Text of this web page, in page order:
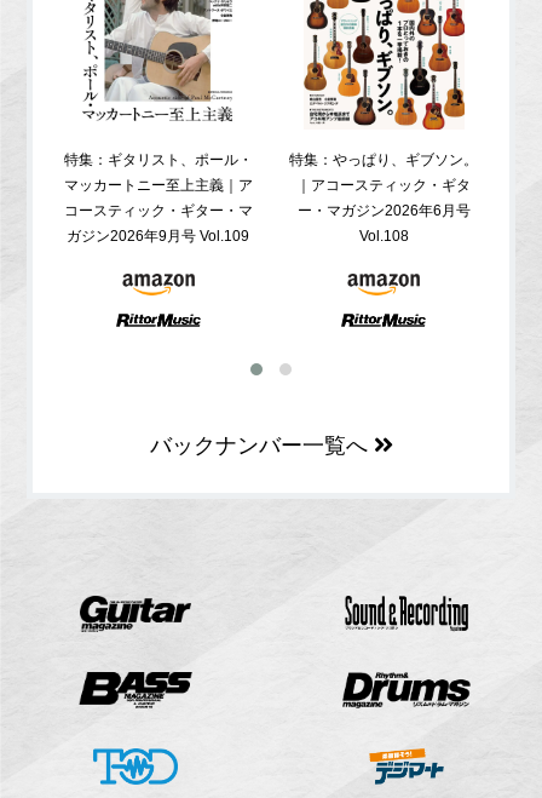
特集：ギタリスト、ポール・
マッカートニー至上主義｜ア
コースティック・ギター・マ
ガジン2026年9月号 Vol.109
特集：やっぱり、ギブソン。
｜アコースティック・ギタ
ー・マガジン2026年6月号
Vol.108
バックナンバー一覧へ